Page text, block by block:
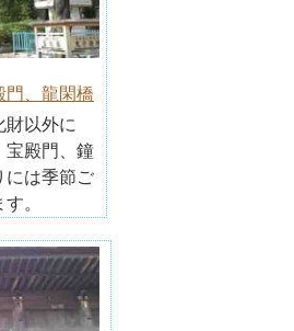
門、龍閑橋
財以外に
宝殿門、鐘
には季節ご
。